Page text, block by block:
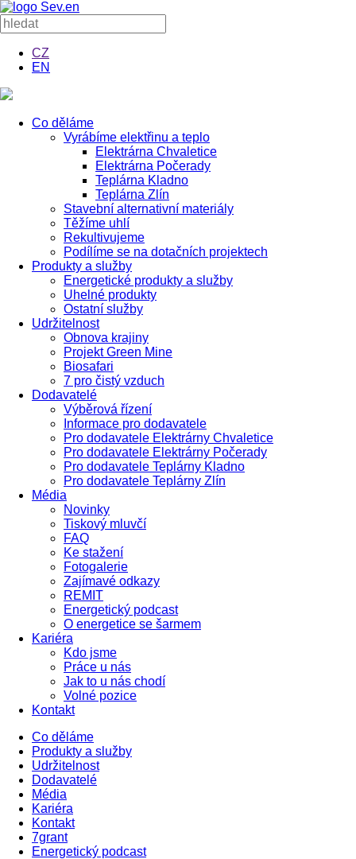
CZ
EN
Co děláme
Vyrábíme elektřinu a teplo
Elektrárna Chvaletice
Elektrárna Počerady
Teplárna Kladno
Teplárna Zlín
Stavební alternativní materiály
Těžíme uhlí
Rekultivujeme
Podílíme se na dotačních projektech
Produkty a služby
Energetické produkty a služby
Uhelné produkty
Ostatní služby
Udržitelnost
Obnova krajiny
Projekt Green Mine
Biosafari
7 pro čistý vzduch
Dodavatelé
Výběrová řízení
Informace pro dodavatele
Pro dodavatele Elektrárny Chvaletice
Pro dodavatele Elektrárny Počerady
Pro dodavatele Teplárny Kladno
Pro dodavatele Teplárny Zlín
Média
Novinky
Tiskový mluvčí
FAQ
Ke stažení
Fotogalerie
Zajímavé odkazy
REMIT
Energetický podcast
O energetice se šarmem
Kariéra
Kdo jsme
Práce u nás
Jak to u nás chodí
Volné pozice
Kontakt
Co děláme
Produkty a služby
Udržitelnost
Dodavatelé
Média
Kariéra
Kontakt
7grant
Energetický podcast